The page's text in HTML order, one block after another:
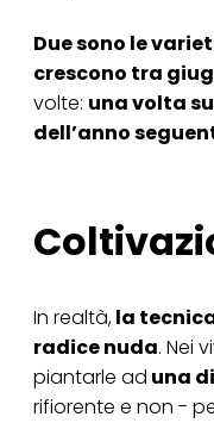
Due sono le
crescono tra
volte: una volta
dell’anno
In realtà,la
radice nuda. Nei
piantarle ad una
rifiorente e non -